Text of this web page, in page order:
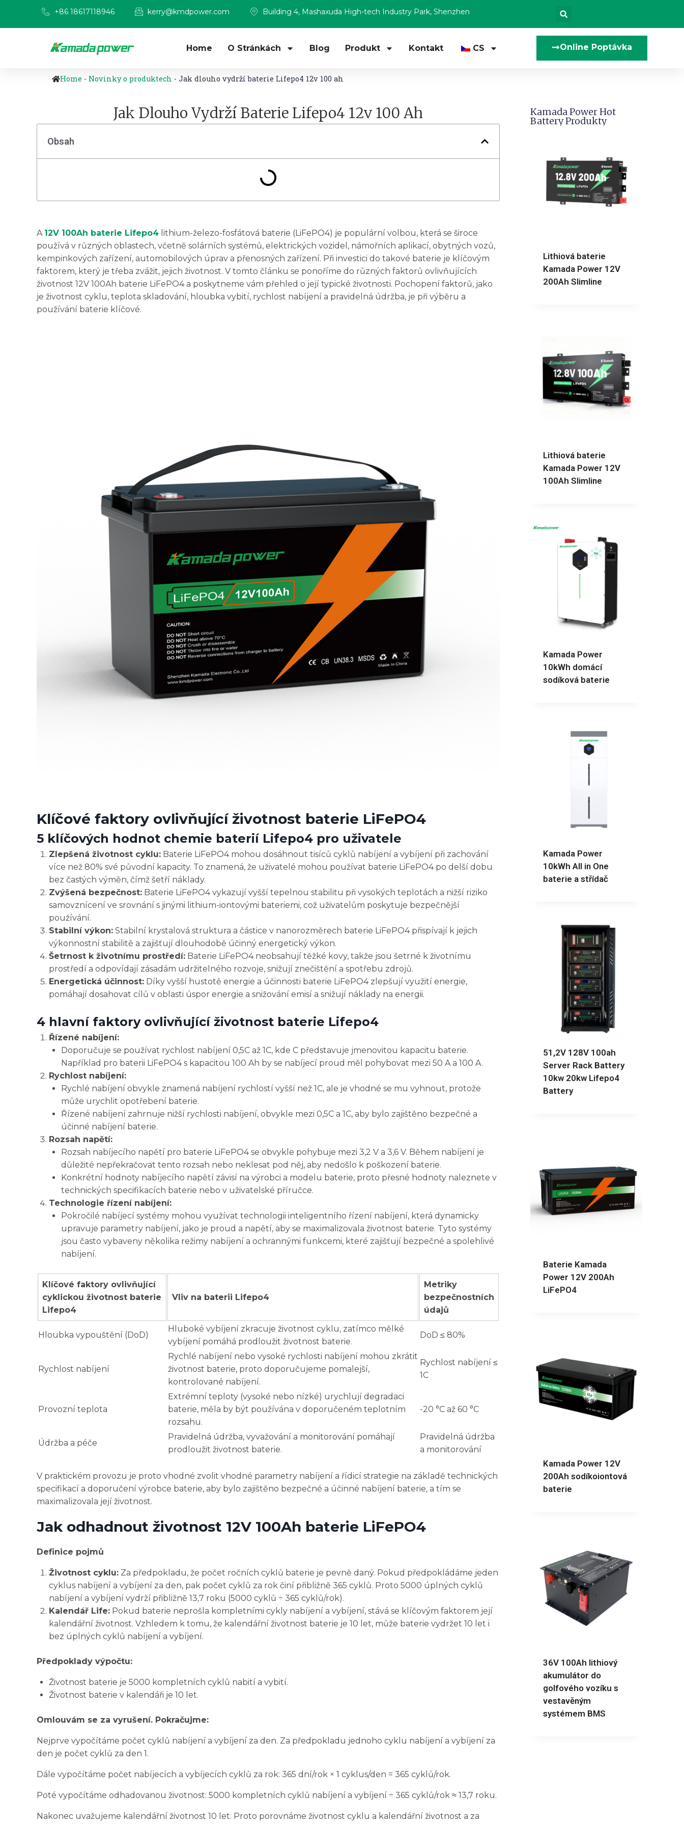
+86 18617118946 kerry@kmdpower.com Building 4, Mashaxuda High-tech Industry Park, Shenzhen
Home O Stránkách Blog Produkt Kontakt CS Online Poptávka
Home - Novinky o produktech - Jak dlouho vydrží baterie Lifepo4 12v 100 ah
Jak Dlouho Vydrží Baterie Lifepo4 12v 100 Ah
Obsah
A 12V 100Ah baterie Lifepo4 lithium-železo-fosfátová baterie (LiFePO4) je populární volbou, která se široce
používá v různých oblastech, včetně solárních systémů, elektrických vozidel, námořních aplikací, obytných vozů,
kempinkových zařízení, automobilových úprav a přenosných zařízení. Při investici do takové baterie je klíčovým
faktorem, který je třeba zvážit, jejich životnost. V tomto článku se ponoříme do různých faktorů ovlivňujících
životnost 12V 100Ah baterie LiFePO4 a poskytneme vám přehled o její typické životnosti. Pochopení faktorů, jako
je životnost cyklu, teplota skladování, hloubka vybití, rychlost nabíjení a pravidelná údržba, je při výběru a
používání baterie klíčové.
Klíčové faktory ovlivňující životnost baterie LiFePO4
5 klíčových hodnot chemie baterií Lifepo4 pro uživatele
Zlepšená životnost cyklu: Baterie LiFePO4 mohou dosáhnout tisíců cyklů nabíjení a vybíjení při zachování
více než 80% své původní kapacity. To znamená, že uživatelé mohou používat baterie LiFePO4 po delší dobu
bez častých výměn, čímž šetří náklady.
Zvýšená bezpečnost: Baterie LiFePO4 vykazují vyšší tepelnou stabilitu při vysokých teplotách a nižší riziko
samovznícení ve srovnání s jinými lithium-iontovými bateriemi, což uživatelům poskytuje bezpečnější
používání.
Stabilní výkon: Stabilní krystalová struktura a částice v nanorozměrech baterie LiFePO4 přispívají k jejich
výkonnostní stabilitě a zajišťují dlouhodobě účinný energetický výkon.
Šetrnost k životnímu prostředí: Baterie LiFePO4 neobsahují těžké kovy, takže jsou šetrné k životnímu
prostředí a odpovídají zásadám udržitelného rozvoje, snižují znečištění a spotřebu zdrojů.
Energetická účinnost: Díky vyšší hustotě energie a účinnosti baterie LiFePO4 zlepšují využití energie,
pomáhají dosahovat cílů v oblasti úspor energie a snižování emisí a snižují náklady na energii.
4 hlavní faktory ovlivňující životnost baterie Lifepo4
Řízené nabíjení:
Doporučuje se používat rychlost nabíjení 0,5C až 1C, kde C představuje jmenovitou kapacitu baterie.
Například pro baterii LiFePO4 s kapacitou 100 Ah by se nabíjecí proud měl pohybovat mezi 50 A a 100 A.
Rychlost nabíjení:
Rychlé nabíjení obvykle znamená nabíjení rychlostí vyšší než 1C, ale je vhodné se mu vyhnout, protože
může urychlit opotřebení baterie.
Řízené nabíjení zahrnuje nižší rychlosti nabíjení, obvykle mezi 0,5C a 1C, aby bylo zajištěno bezpečné a
účinné nabíjení baterie.
Rozsah napětí:
Rozsah nabíjecího napětí pro baterie LiFePO4 se obvykle pohybuje mezi 3,2 V a 3,6 V. Během nabíjení je
důležité nepřekračovat tento rozsah nebo neklesat pod něj, aby nedošlo k poškození baterie.
Konkrétní hodnoty nabíjecího napětí závisí na výrobci a modelu baterie, proto přesné hodnoty naleznete v
technických specifikacích baterie nebo v uživatelské příručce.
Technologie řízení nabíjení:
Pokročilé nabíjecí systémy mohou využívat technologii inteligentního řízení nabíjení, která dynamicky
upravuje parametry nabíjení, jako je proud a napětí, aby se maximalizovala životnost baterie. Tyto systémy
jsou často vybaveny několika režimy nabíjení a ochrannými funkcemi, které zajišťují bezpečné a spolehlivé
nabíjení.
Klíčové faktory ovlivňující
cyklickou životnost baterie
Lifepo4
Vliv na baterii Lifepo4
Metriky
bezpečnostních
údajů
Hloubka vypouštění (DoD)
Hluboké vybíjení zkracuje životnost cyklu, zatímco mělké
vybíjení pomáhá prodloužit životnost baterie.
DoD ≤ 80%
Rychlost nabíjení
Rychlé nabíjení nebo vysoké rychlosti nabíjení mohou zkrátit
životnost baterie, proto doporučujeme pomalejší,
kontrolované nabíjení.
Rychlost nabíjení ≤
1C
Provozní teplota
Extrémní teploty (vysoké nebo nízké) urychlují degradaci
baterie, měla by být používána v doporučeném teplotním
rozsahu.
-20 °C až 60 °C
Údržba a péče
Pravidelná údržba, vyvažování a monitorování pomáhají
prodloužit životnost baterie.
Pravidelná údržba
a monitorování
V praktickém provozu je proto vhodné zvolit vhodné parametry nabíjení a řídicí strategie na základě technických
specifikací a doporučení výrobce baterie, aby bylo zajištěno bezpečné a účinné nabíjení baterie, a tím se
maximalizovala její životnost.
Jak odhadnout životnost 12V 100Ah baterie LiFePO4
Definice pojmů
Životnost cyklu: Za předpokladu, že počet ročních cyklů baterie je pevně daný. Pokud předpokládáme jeden
cyklus nabíjení a vybíjení za den, pak počet cyklů za rok činí přibližně 365 cyklů. Proto 5000 úplných cyklů
nabíjení a vybíjení vydrží přibližně 13,7 roku (5000 cyklů ÷ 365 cyklů/rok).
Kalendář Life: Pokud baterie neprošla kompletními cykly nabíjení a vybíjení, stává se klíčovým faktorem její
kalendářní životnost. Vzhledem k tomu, že kalendářní životnost baterie je 10 let, může baterie vydržet 10 let i
bez úplných cyklů nabíjení a vybíjení.
Předpoklady výpočtu:
Životnost baterie je 5000 kompletních cyklů nabití a vybití.
Životnost baterie v kalendáři je 10 let.
Omlouvám se za vyrušení. Pokračujme:
Nejprve vypočítáme počet cyklů nabíjení a vybíjení za den. Za předpokladu jednoho cyklu nabíjení a vybíjení za
den je počet cyklů za den 1.
Dále vypočítáme počet nabíjecích a vybíjecích cyklů za rok: 365 dní/rok × 1 cyklus/den = 365 cyklů/rok.
Poté vypočítáme odhadovanou životnost: 5000 kompletních cyklů nabíjení a vybíjení ÷ 365 cyklů/rok ≈ 13,7 roku.
Nakonec uvažujeme kalendářní životnost 10 let. Proto porovnáme životnost cyklu a kalendářní životnost a za
Kamada Power Hot
Battery Produkty
Lithiová baterie
Kamada Power 12V
200Ah Slimline
Lithiová baterie
Kamada Power 12V
100Ah Slimline
Kamada Power
10kWh domácí
sodíková baterie
Kamada Power
10kWh All in One
baterie a střídač
51,2V 128V 100ah
Server Rack Battery
10kw 20kw Lifepo4
Battery
Baterie Kamada
Power 12V 200Ah
LiFePO4
Kamada Power 12V
200Ah sodíkoiontová
baterie
36V 100Ah lithiový
akumulátor do
golfového vozíku s
vestavěným
systémem BMS